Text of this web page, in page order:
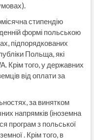
стипендію
формі польською
підпорядкованих
Польща, які
Крім того, у державних
від оплати за
за винятком
напрямків (іноземна
програм з польської
. Крім того, в